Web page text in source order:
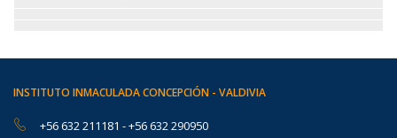
INSTITUTO INMACULADA CONCEPCIÓN - VALDIVIA
+56 632 211181 -+56 632 290950